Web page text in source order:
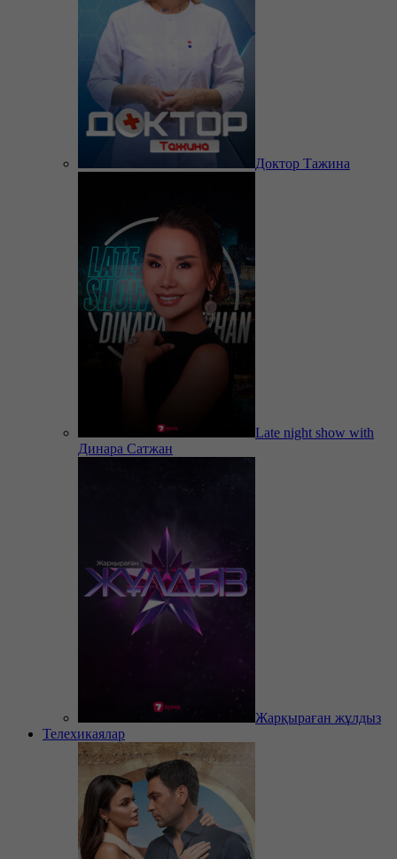
Доктор Тажина
Late night show with
Динара Сатжан
Жарқыраған жұлдыз
Телехикаялар